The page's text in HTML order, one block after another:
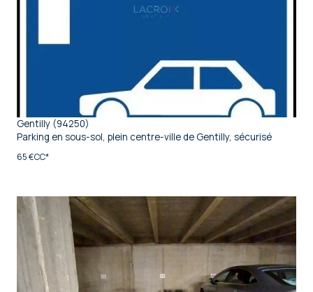
voir le bien
Gentilly (94250)
Parking en sous-sol, plein centre-ville de Gentilly, sécurisé
65 €CC*